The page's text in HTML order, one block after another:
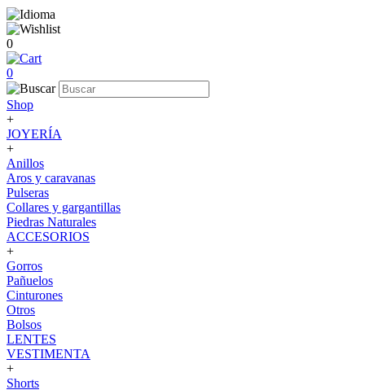
0
0
Shop
+
JOYERÍA
+
Anillos
Aros y caravanas
Pulseras
Collares y gargantillas
Piedras Naturales
ACCESORIOS
+
Gorros
Pañuelos
Cinturones
Otros
Bolsos
LENTES
VESTIMENTA
+
Shorts